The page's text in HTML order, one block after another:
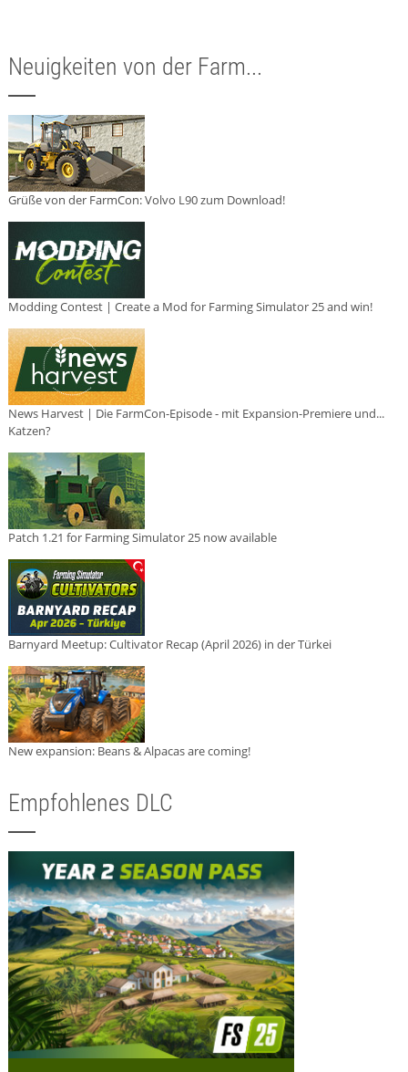
Neuigkeiten von der Farm...
Grüße von der FarmCon: Volvo L90 zum Download!
Modding Contest | Create a Mod for Farming Simulator 25 and win!
News Harvest | Die FarmCon-Episode - mit Expansion-Premiere und...
Katzen?
Patch 1.21 for Farming Simulator 25 now available
Barnyard Meetup: Cultivator Recap (April 2026) in der Türkei
New expansion: Beans & Alpacas are coming!
Empfohlenes DLC